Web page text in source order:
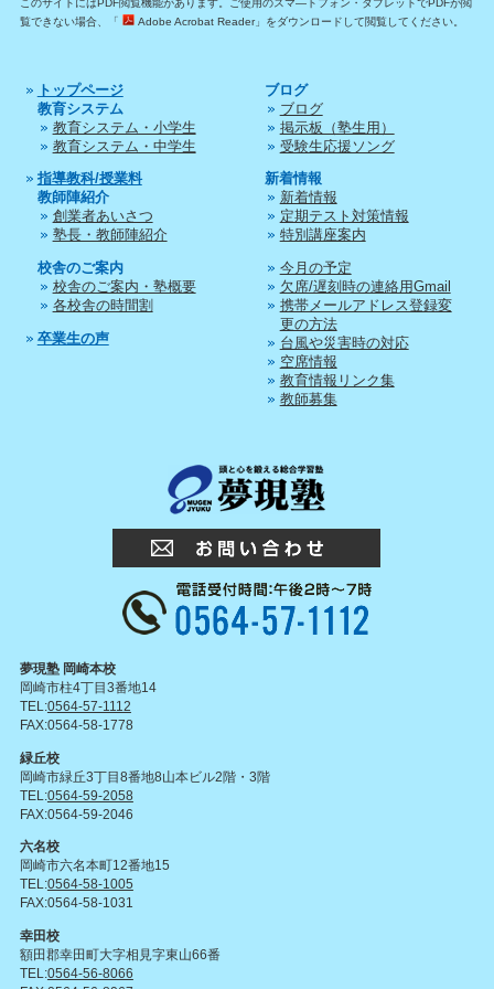
このサイトにはPDF閲覧機能があります。ご使用のスマ―トフォン・タブレットでPDFが閲
覧できない場合、「
Adobe Acrobat Reader」をダウンロードして閲覧してください。
トップページ
教育システム
教育システム・小学生
教育システム・中学生
指導教科/授業料
教師陣紹介
創業者あいさつ
塾長・教師陣紹介
校舎のご案内
校舎のご案内・塾概要
各校舎の時間割
卒業生の声
ブログ
ブログ
掲示板（塾生用）
受験生応援ソング
新着情報
新着情報
定期テスト対策情報
特別講座案内
今月の予定
欠席/遅刻時の連絡用Gmail
携帯メールアドレス登録変
更の方法
台風や災害時の対応
空席情報
教育情報リンク集
教師募集
夢現塾 岡崎本校
岡崎市柱4丁目3番地14
TEL:0564-57-1112
FAX:0564-58-1778
緑丘校
岡崎市緑丘3丁目8番地8山本ビル2階・3階
TEL:0564-59-2058
FAX:0564-59-2046
六名校
岡崎市六名本町12番地15
TEL:0564-58-1005
FAX:0564-58-1031
幸田校
額田郡幸田町大字相見字東山66番
TEL:0564-56-8066